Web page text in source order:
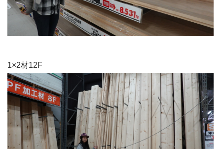
1×2材12F